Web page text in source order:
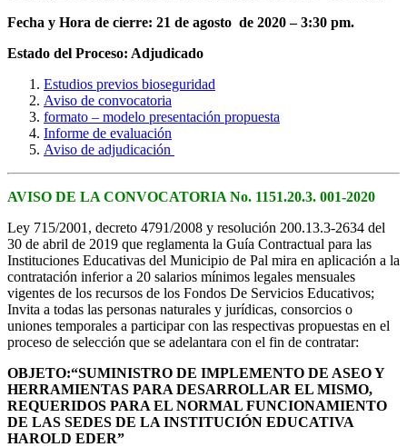
Fecha y Hora de cierre: 21 de agosto de 2020 – 3:30 pm.
Estado del Proceso: Adjudicado
Estudios previos bioseguridad
Aviso de convocatoria
formato – modelo presentación propuesta
Informe de evaluación
Aviso de adjudicación
AVISO DE LA CONVOCATORIA No. 1151.20.3. 001-2020
Ley 715/2001, decreto 4791/2008 y resolución 200.13.3-2634 del
30 de abril de 2019 que reglamenta la Guía Contractual para las
Instituciones Educativas del Municipio de Pal mira en aplicación a la
contratación inferior a 20 salarios mínimos legales mensuales
vigentes de los recursos de los Fondos De Servicios Educativos;
Invita a todas las personas naturales y jurídicas, consorcios o
uniones temporales a participar con las respectivas propuestas en el
proceso de selección que se adelantara con el fin de contratar:
OBJETO:“SUMINISTRO DE IMPLEMENTO DE ASEO Y
HERRAMIENTAS PARA DESARROLLAR EL MISMO,
REQUERIDOS PARA EL NORMAL FUNCIONAMIENTO
DE LAS SEDES DE LA INSTITUCIÓN EDUCATIVA
HAROLD EDER”